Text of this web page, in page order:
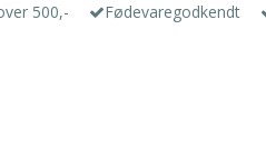
500,- Fødevaregodkendt